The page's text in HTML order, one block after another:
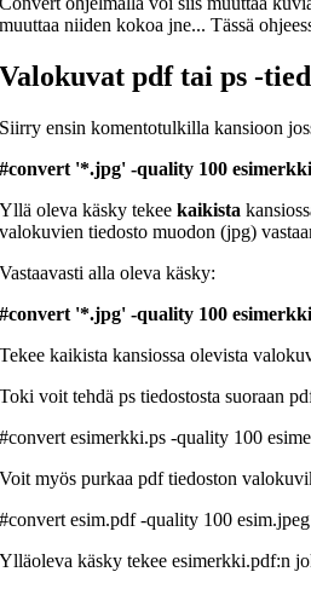
muuttaa niiden kokoa jne... Tässä
Valokuvat pdf tai ps -
Siirry ensin komentotulkilla kansioon
#convert '*.jpg' -quality 100
Yllä oleva käsky tekee kaikista
valokuvien tiedosto muodon (jpg)
Vastaavasti alla oleva käsky:
#convert '*.jpg' -quality 100
Tekee kaikista kansiossa olevista
Toki voit tehdä ps tiedostosta suoraan
#convert esimerkki.ps -quality 100
Voit myös purkaa pdf tiedoston
#convert esim.pdf -quality 100 esim.jpeg
Ylläoleva käsky tekee esimerkki.pdf:n